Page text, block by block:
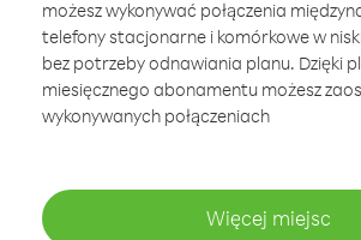
możesz wykonywać połączenia
telefony stacjonarne i komórkowe w
bez potrzeby odnawiania planu. Dzięki
miesięcznego abonamentu możesz
wykonywanych połączeniach
Więcej miejsc